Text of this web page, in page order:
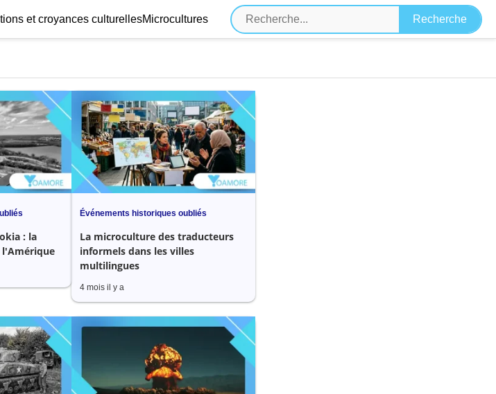
et croyances culturellesMicrocultures
: la
Événements historiques oubliés
La microculture des traducteurs
informels dans les villes
multilingues
4 mois il y a